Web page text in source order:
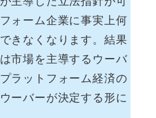
ォーム企業に事実上何
きなくなります。結果
市場を主導するウーバ
ラットフォーム経済の
ーバーが決定する形に